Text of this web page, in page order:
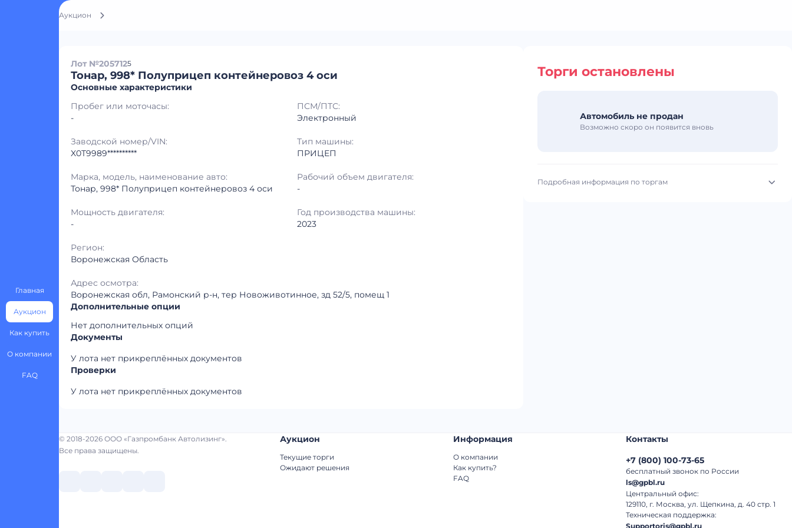
Главная
Аукцион
Как купить
О компании
FAQ
Аукцион
Лот №2057125
Тонар, 998* Полуприцеп контейнеровоз 4 оси
Основные характеристики
Пробег или моточасы:
-
ПСМ/ПТС:
Электронный
Заводской номер/VIN:
X0T9989**********
Тип машины:
ПРИЦЕП
Марка, модель, наименование авто:
Тонар, 998* Полуприцеп контейнеровоз 4 оси
Рабочий объем двигателя:
-
Мощность двигателя:
-
Год производства машины:
2023
Регион:
Воронежская Область
Адрес осмотра:
Воронежская обл, Рамонский р-н, тер Новоживотинное, зд 52/5, помещ 1
Дополнительные опции
Нет дополнительных опций
Документы
У лота нет прикреплённых документов
Проверки
У лота нет прикреплённых документов
Торги остановлены
Автомобиль не продан
Возможно скоро он появится вновь
Подробная информация по торгам
© 2018-2026 ООО «Газпромбанк Автолизинг».
Все права защищены.
Аукцион
Текущие торги
Ожидают решения
Информация
О компании
Как купить?
FAQ
Контакты
+7 (800) 100-73-65
бесплатный звонок по России
ls@gpbl.ru
Центральный офис:
129110, г. Москва, ул. Щепкина, д. 40 стр. 1
Техническая поддержка:
Supportoris@gpbl.ru